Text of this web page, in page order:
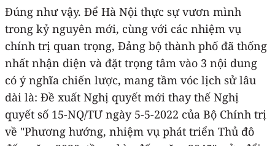
Đúng như vậy. Để Hà Nội thực sự vươn mình
trong kỷ nguyên mới, cùng với các nhiệm vụ
chính trị quan trọng, Đảng bộ thành phố đã thống
nhất nhận diện và đặt trọng tâm vào 3 nội dung
có ý nghĩa chiến lược, mang tầm vóc lịch sử lâu
dài là: Đề xuất Nghị quyết mới thay thế Nghị
quyết số 15-NQ/TƯ ngày 5-5-2022 của Bộ Chính trị
về "Phương hướng, nhiệm vụ phát triển Thủ đô